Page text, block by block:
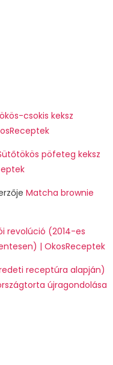
csokis keksz
pöfeteg keksz
Matcha brownie
revolúció (2014-es
| OkosReceptek
receptúra alapján)
újragondolása